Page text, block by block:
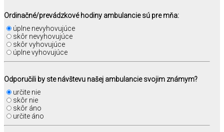
Ordinačné/prevádzkové hodiny ambulancie sú pre mňa:
úplne nevyhovujúce
skôr nevyhovujúce
skôr vyhovujúce
úplne vyhovujúce
Odporučili by ste návštevu našej ambulancie svojim známym?
určite nie
skôr nie
skôr áno
určite áno